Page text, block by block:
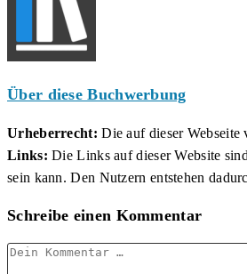
Über diese Buchwerbung
Urheberrecht: Die auf dieser
Links: Die Links auf dieser Website
sein kann. Den Nutzern entstehen
Schreibe einen Kommentar
Kommentar